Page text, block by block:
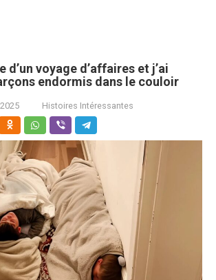
d’un voyage d’affaires et j’ai
endormis dans le couloir
Histoires Intéressantes